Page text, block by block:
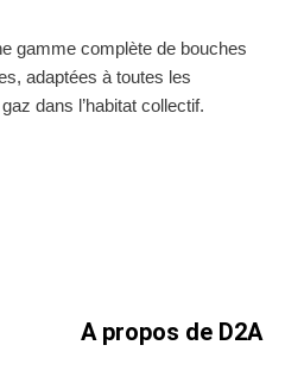
gamme complète de bouches
adaptées à toutes les
dans l’habitat collectif.
A propos de D2A